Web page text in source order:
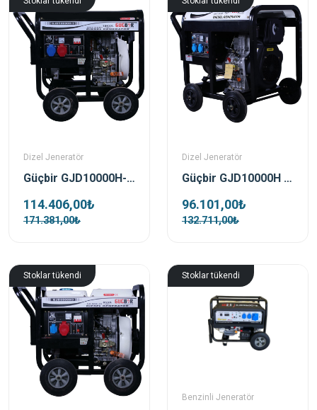
Dizel Jeneratör
Güçbir GJD10000H-3 Dizel 10 Kva Trifaze Açık Tip Jeneratör
114.406,00₺
171.381,00₺
Dizel Jeneratör
Güçbir GJD10000H Dizel 10 Kva Monofaze Açık Tip Jeneratör
96.101,00₺
132.711,00₺
Stoklar tükendi Stoklar tükendi
Benzinli Jeneratör